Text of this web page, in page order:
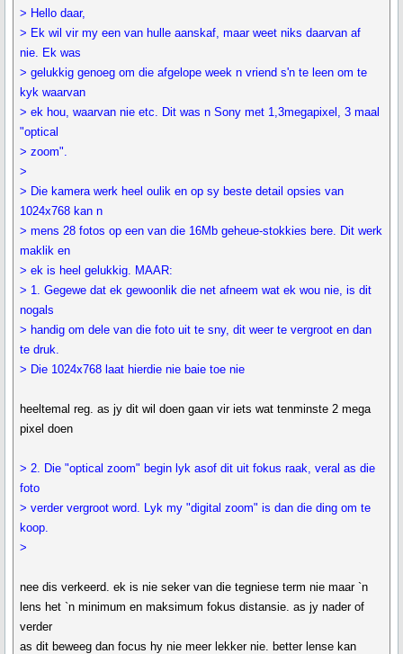
> Hello daar,
> Ek wil vir my een van hulle aanskaf, maar weet niks daarvan af
nie. Ek was
> gelukkig genoeg om die afgelope week n vriend s'n te leen om te
kyk waarvan
> ek hou, waarvan nie etc. Dit was n Sony met 1,3megapixel, 3 maal
"optical
> zoom".
>
> Die kamera werk heel oulik en op sy beste detail opsies van
1024x768 kan n
> mens 28 fotos op een van die 16Mb geheue-stokkies bere. Dit werk
maklik en
> ek is heel gelukkig. MAAR:
> 1. Gegewe dat ek gewoonlik die net afneem wat ek wou nie, is dit
nogals
> handig om dele van die foto uit te sny, dit weer te vergroot en dan
te druk.
> Die 1024x768 laat hierdie nie baie toe nie
heeltemal reg. as jy dit wil doen gaan vir iets wat tenminste 2 mega
pixel doen
> 2. Die "optical zoom" begin lyk asof dit uit fokus raak, veral as die
foto
> verder vergroot word. Lyk my "digital zoom" is dan die ding om te
koop.
>
nee dis verkeerd. ek is nie seker van die tegniese term nie maar `n
lens het `n minimum en maksimum fokus distansie. as jy nader of
verder
as dit beweeg dan focus hy nie meer lekker nie. better lense kan